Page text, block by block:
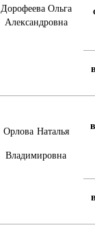
Дорофеева Ольга
Александровна
Орлова Наталья
Владимировна